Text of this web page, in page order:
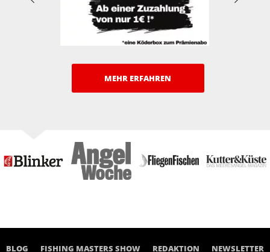
MEHR ERFAHREN
BLOG FISHING MASTERS SHOW REDAKTION NEWSLETTER